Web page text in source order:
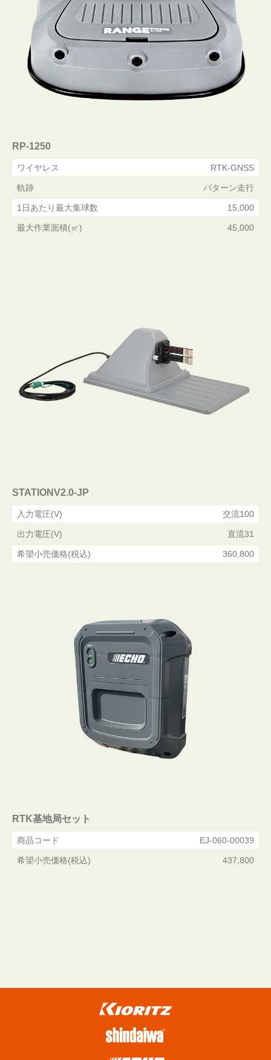
RP-1250
ワイヤレス RTK-GNSS
軌跡 パターン走行
1日あたり最大集球数 15,000
最大作業面積(㎡) 45,000
STATIONV2.0-JP
入力電圧(V) 交流100
出力電圧(V) 直流31
希望小売価格(税込) 360,800
RTK基地局セット
商品コード EJ-060-00039
希望小売価格(税込) 437,800